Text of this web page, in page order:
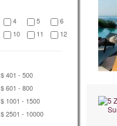
4 5
6
10 11 12
$ 401 - 500
$ 601 - 800
$ 1001 - 1500
$ 2501 - 10000